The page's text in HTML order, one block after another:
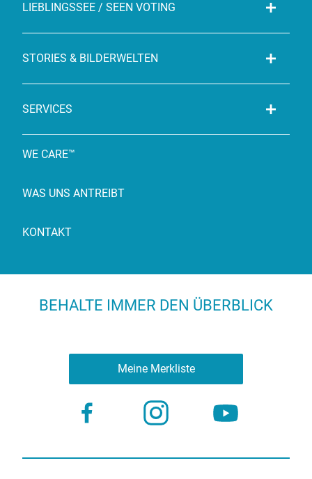
LIEBLINGSSEE / SEEN VOTING
STORIES & BILDERWELTEN
SERVICES
WE CARE™
WAS UNS ANTREIBT
KONTAKT
BEHALTE IMMER DEN ÜBERBLICK
Meine Merkliste